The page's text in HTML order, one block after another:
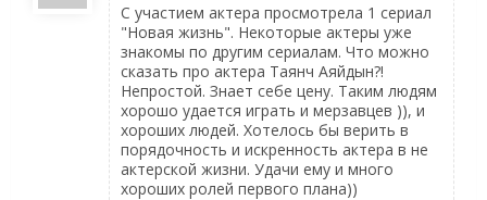
С участием актера просмотрела 1 сериал
"Новая жизнь". Некоторые актеры уже
знакомы по другим сериалам. Что можно
сказать про актера Таянч Аяйдын?!
Непростой. Знает себе цену. Таким людям
хорошо удается играть и мерзавцев )), и
хороших людей. Хотелось бы верить в
порядочность и искренность актера в не
актерской жизни. Удачи ему и много
хороших ролей первого плана))